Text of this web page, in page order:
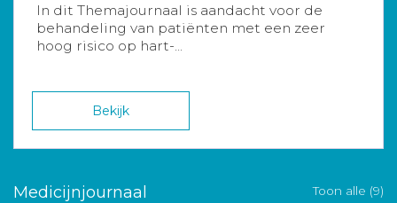
In dit Themajournaal is aandacht voor de
behandeling van patiënten met een zeer
hoog risico op hart-...
Bekijk
Medicijnjournaal Toon alle (9)